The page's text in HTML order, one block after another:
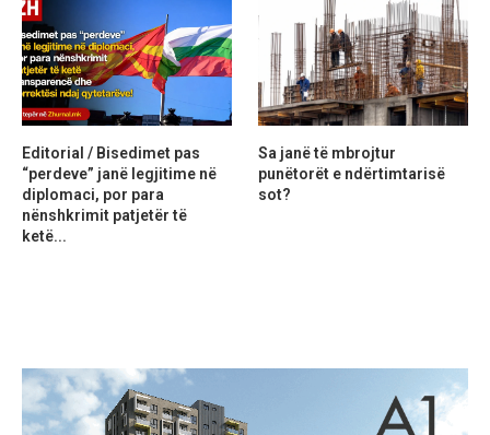
Editorial / Bisedimet pas
“perdeve” janë legjitime në
diplomaci, por para
nënshkrimit patjetër të
ketë...
Sa janë të mbrojtur
punëtorët e ndërtimtarisë
sot?